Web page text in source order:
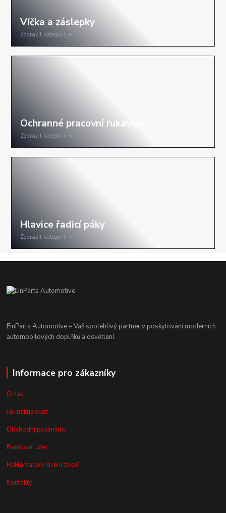
Zobrazit kategorii
Zobrazit kategorii
Zobrazit kategorii
EinParts Automotive – Váš spolehlivý partner v poskytování moderních
automobilových doplňků a osvětlení.
Informace pro zákazníky
O nás
Jak nakupovat
Obchodní podmínky
Bankovní účet
Reklamace/vrácení zboží
Kontakty